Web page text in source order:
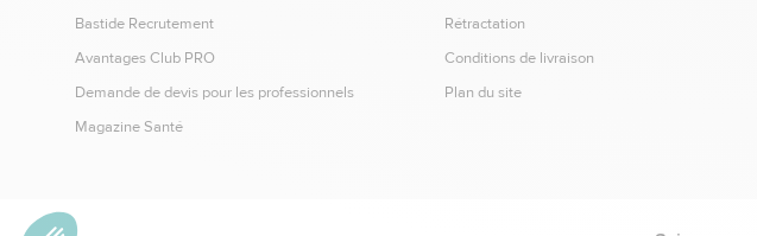
Bastide Recrutement
Avantages Club PRO
Demande de devis pour les professionnels
Magazine Santé
Rétractation
Conditions de livraison
Plan du site